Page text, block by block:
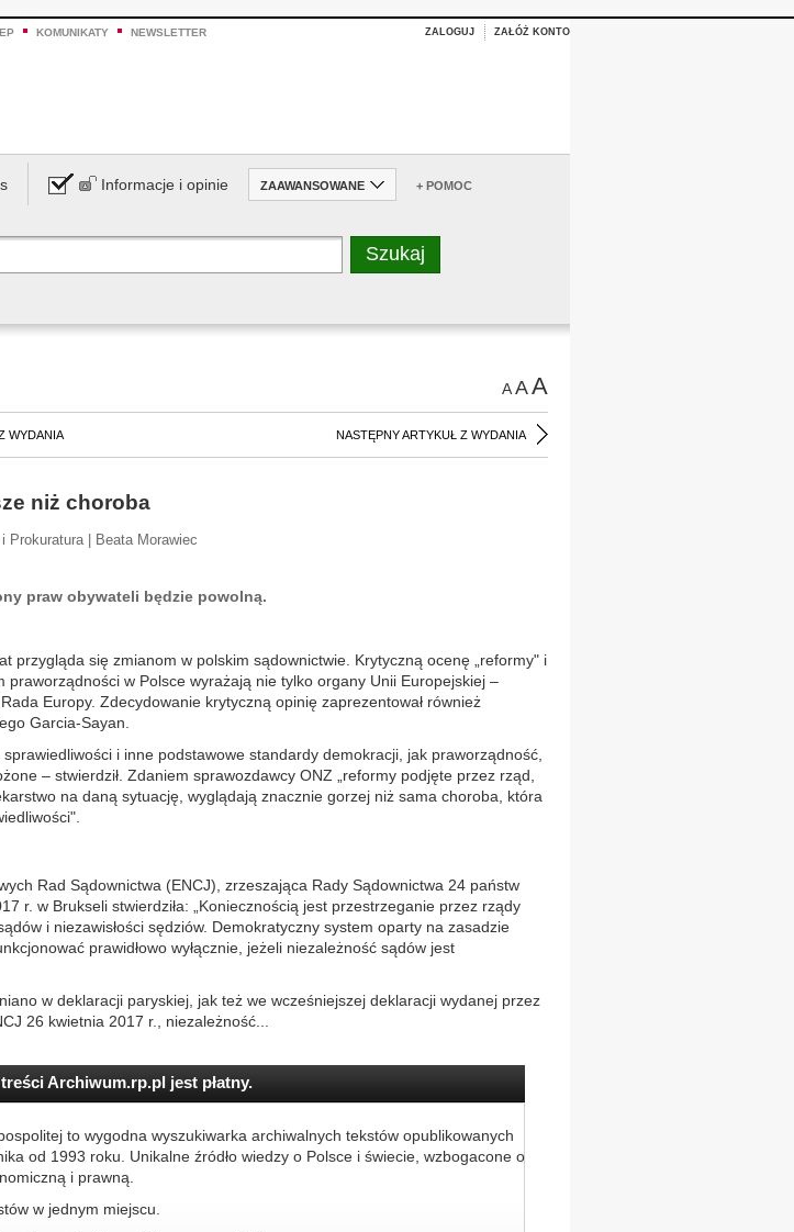
KOMUNIKATY NEWSLETTER ZALOGUJ ZAŁÓŻ KONTO
Informacje i opinie ZAAWANSOWANE + POMOC
AAA
WYDANIA NASTĘPNY ARTYKUŁ Z WYDANIA
niż choroba
Prokuratura | Beata Morawiec
praw obywateli będzie powolną.
przygląda się zmianom w polskim sądownictwie. Krytyczną ocenę „reformy" i
praworządności w Polsce wyrażają nie tylko organy Unii Europejskiej –
Europy. Zdecydowanie krytyczną opinię zaprezentował również
Garcia-Sayan.
i inne podstawowe standardy demokracji, jak praworządność,
– stwierdził. Zdaniem sprawozdawcy ONZ „reformy podjęte przez rząd,
na daną sytuację, wyglądają znacznie gorzej niż sama choroba, która
Rad Sądownictwa (ENCJ), zrzeszająca Rady Sądownictwa 24 państw
r. w Brukseli stwierdziła: „Koniecznością jest przestrzeganie przez rządy
i niezawisłości sędziów. Demokratyczny system oparty na zasadzie
prawidłowo wyłącznie, jeżeli niezależność sądów jest
w deklaracji paryskiej, jak też we wcześniejszej deklaracji wydanej przez
26 kwietnia 2017 r., niezależność...
Archiwum.rp.pl jest płatny.
to wygodna wyszukiwarka archiwalnych tekstów opublikowanych
od 1993 roku. Unikalne źródło wiedzy o Polsce i świecie, wzbogacone o
i prawną.
w jednym miejscu.